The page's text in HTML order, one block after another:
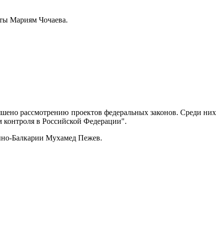
Мариям Чочаева.
рассмотрению проектов федеральных законов. Среди них
в Российской Федерации".
Балкарии Мухамед Пежев.